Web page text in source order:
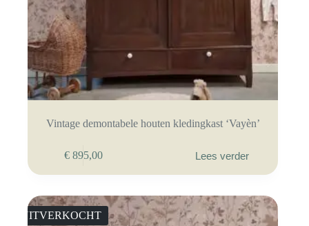
Vintage demontabele houten kledingkast ‘Vayèn’
€895,00 Lees verder
UITVERKOCHT